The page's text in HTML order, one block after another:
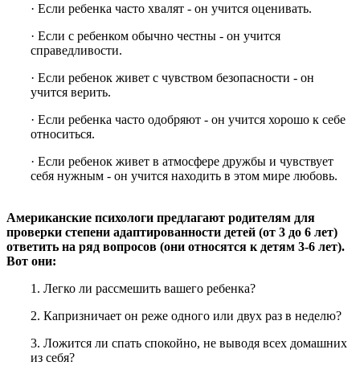
· Если ребенка часто хвалят - он учится оценивать.
· Если с ребенком обычно честны - он учится
справедливости.
· Если ребенок живет с чувством безопасности - он
учится верить.
· Если ребенка часто одобряют - он учится хорошо к себе
относиться.
· Если ребенок живет в атмосфере дружбы и чувствует
себя нужным - он учится находить в этом мире любовь.
Американские психологи предлагают родителям для
проверки степени адаптированности детей (от 3 до 6 лет)
ответить на ряд вопросов (они относятся к детям 3-6 лет).
Вот они:
1. Легко ли рассмешить вашего ребенка?
2. Капризничает он реже одного или двух раз в неделю?
3. Ложится ли спать спокойно, не выводя всех домашних
из себя?